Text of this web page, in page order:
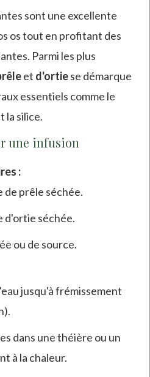
sont une excellente
os tout en profitant des
Parmi les plus
et d'ortiese démarque
essentiels comme le
la silice.
une infusion
:
de prêle séchée.
d'ortie séchée.
ou de source.
jusqu'à frémissement
dans une théière ou un
à la chaleur.